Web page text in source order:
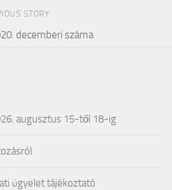
STORY
decemberi száma
augusztus 15-től 18-ig
ügyelet tájékoztató